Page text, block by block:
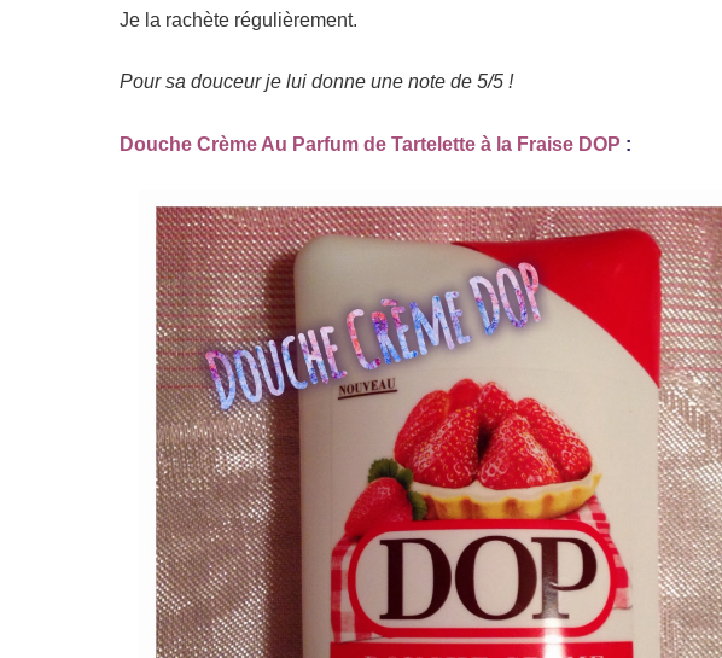
Je la rachète régulièrement.
Pour sa douceur je lui donne une note de 5/5 !
Douche Crème Au Parfum de Tartelette à la Fraise DOP :